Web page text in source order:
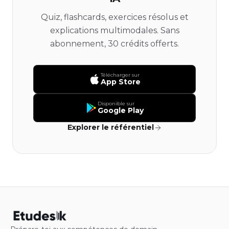
Quiz, flashcards, exercices résolus et
explications multimodales. Sans
abonnement, 30 crédits offerts.
Télécharger sur
App Store
Disponible sur
Google Play
Explorer le référentiel